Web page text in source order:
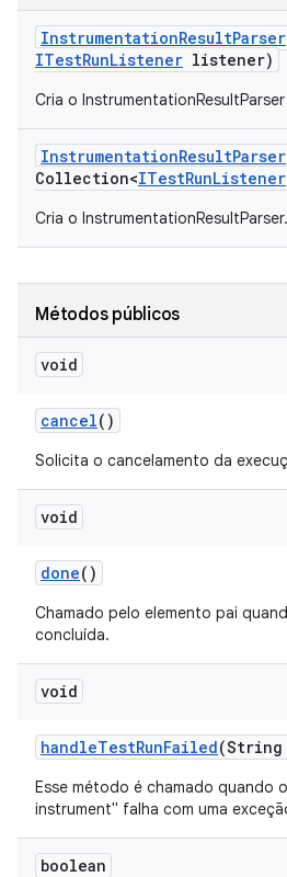
InstrumentationResultParser
ITestRunListener listener)
Cria o
InstrumentationResultParser
Collection<ITestRunListener
Cria o InstrumentationResultParser.
Métodos públicos
void
cancel()
Solicita o cancelamento da
void
done()
Chamado pelo elemento pai
concluída.
void
handleTestRunFailed
Esse método é chamado quando
instrument" falha com uma
boolean